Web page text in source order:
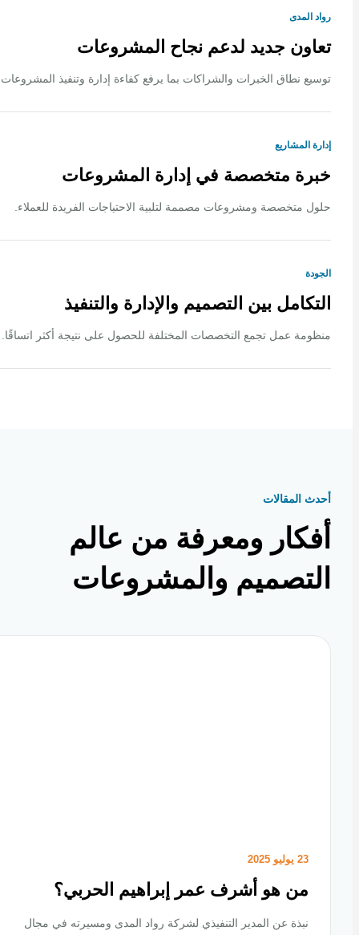
جديد لدعم نجاح المشروعات
نطاق الخبرات والشراكات بما يرفع كفاءة إدارة وتنفيذ المشروعات.
المشاريع
متخصصة في إدارة المشروعات
متخصصة ومشروعات مصممة لتلبية الاحتياجات الفريدة للعملاء.
بين التصميم والإدارة والتنفيذ
عمل تجمع التخصصات المختلفة للحصول على نتيجة أكثر اتساقًا.
المقالات
ومعرفة من عالم
والمشروعات
من هو أشرف عمر إبراهيم الحربي؟
نبذة عن المدير التنفيذي لشركة رواد المدى ومسيرته في مجال